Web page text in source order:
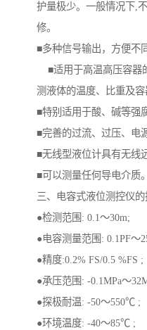
护量极少。一般情况下,
修。
■多种信号输出，方便不
■适用于高温高压容器
测液体的温度、比重及容
■特别适用于酸、碱等强
■完善的过流、过压、
■无线型液位计具有
■可以测量任何导电介质。
三、电容式液位测控仪
●检测范围: 0.1～30m;
●电容测量范围: 0.1PF～
●精度:0.2% FS/0.5 %FS ;
●承压范围: -0.1MPa～
●探极耐温: -50～550℃ ;
●环境温度: -40～85℃ ;